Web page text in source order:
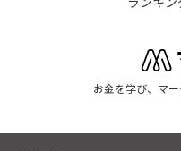
お金を学び、マ